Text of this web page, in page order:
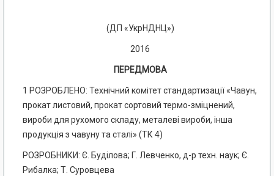
(ДП «УкрНДНЦ»)
2016
ПЕРЕДМОВА
1 РОЗРОБЛЕНО: Технічний комітет стандартизації «Чавун,
прокат листовий, прокат сортовий термо-зміцнений,
вироби для рухомого складу, металеві вироби, інша
продукція з чавуну та сталі» (ТК 4)
РОЗРОБНИКИ: Є. Буділова; Г. Левченко, д-р техн. наук; Є.
Рибалка; Т. Суровцева